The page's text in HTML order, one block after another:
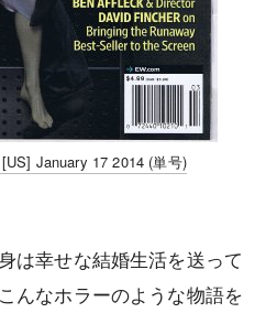
January 17 2014 (単号)
は幸せな結婚生活を送って
んなホラーのような物語を